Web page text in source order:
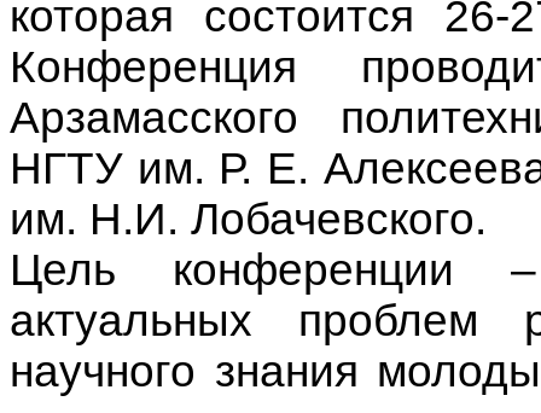
которая состоится
Конференция
Арзамасского
НГТУ им. Р. Е.
им. Н.И. Лобачевского.
Цель конференции –
актуальных проблем
научного знания